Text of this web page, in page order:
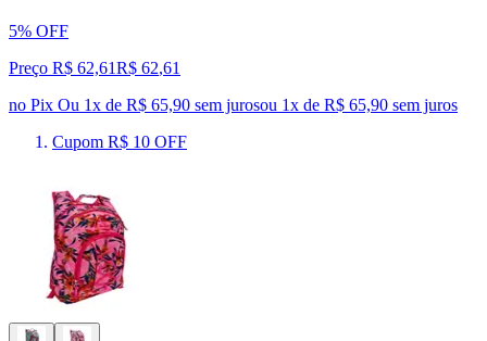
5% OFF
Preço R$ 62,61R$ 62,61
no Pix Ou 1x de R$ 65,90 sem jurosou 1x de R$ 65,90 sem juros
Cupom R$ 10 OFF